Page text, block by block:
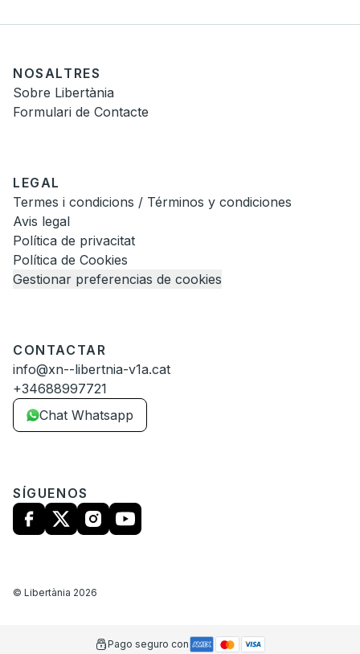
NOSALTRES
Sobre Libertània
Formulari de Contacte
LEGAL
Termes i condicions / Términos y condiciones
Avis legal
Política de privacitat
Política de Cookies
Gestionar preferencias de cookies
CONTACTAR
info@xn--libertnia-v1a.cat
+34688997721
Chat Whatsapp
SÍGUENOS
© Libertània 2026
Pago seguro con